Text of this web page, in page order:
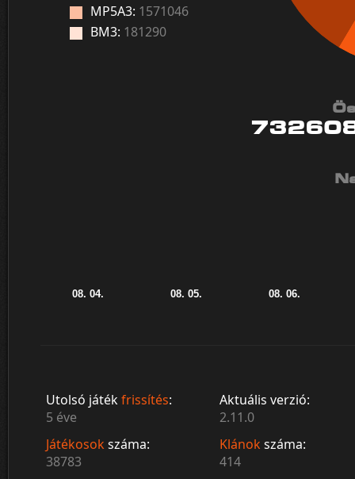
MP5A3: 1571046
BM3: 181290
Utolsó játékfrissítés:
5 éve
Aktuális verzió:
2.11.0
Játékosokszáma:
38783
Klánokszáma:
414